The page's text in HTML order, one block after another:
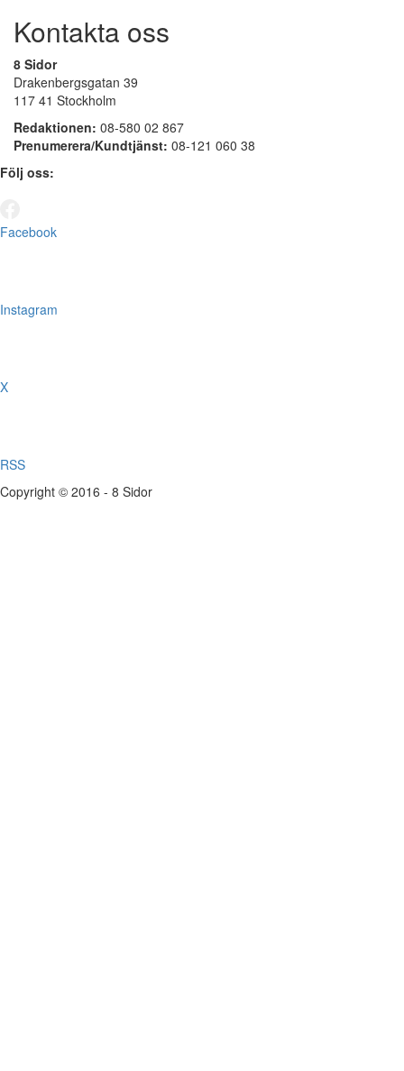
Kontakta oss
8 Sidor
Drakenbergsgatan 39
117 41 Stockholm
Redaktionen: 08-580 02 867
Prenumerera/Kundtjänst: 08-121 060 38
Följ oss:
Facebook
Instagram
X
RSS
Copyright © 2016 - 8 Sidor